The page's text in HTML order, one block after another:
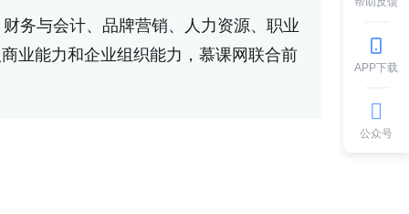
务与会计、品牌营销、人力资源、职业
业能力和企业组织能力，慕课网联合前
APP下载
公众号